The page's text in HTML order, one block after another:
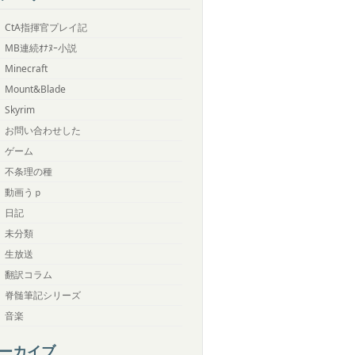
CtA指揮官プレイ記
MB連続ｵﾅﾇｰ小説
Minecraft
Mount&Blade
Skyrim
お問い合わせした
ゲーム
不条理の種
動画うｐ
日記
未分類
生放送
翻訳コラム
脊髄筆記シリーズ
音楽
カイブ